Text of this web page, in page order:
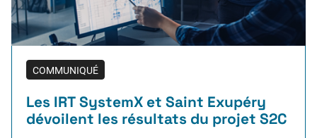
COMMUNIQUÉ
Les IRT SystemX et Saint Exupéry
dévoilent les résultats du projet S2C